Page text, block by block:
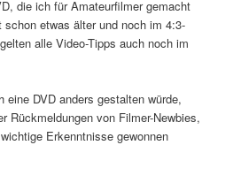
die ich für Amateurfilmer gemacht
etwas älter und noch im 4:3-
alle Video-Tipps auch noch im
DVD anders gestalten würde,
Rückmeldungen von Filmer-Newbies,
Erkenntnisse gewonnen